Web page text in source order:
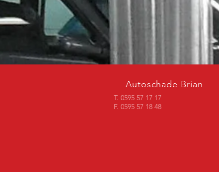
Autoschade Brian
T. 0595 57 17 17
F. 0595 57 18 48